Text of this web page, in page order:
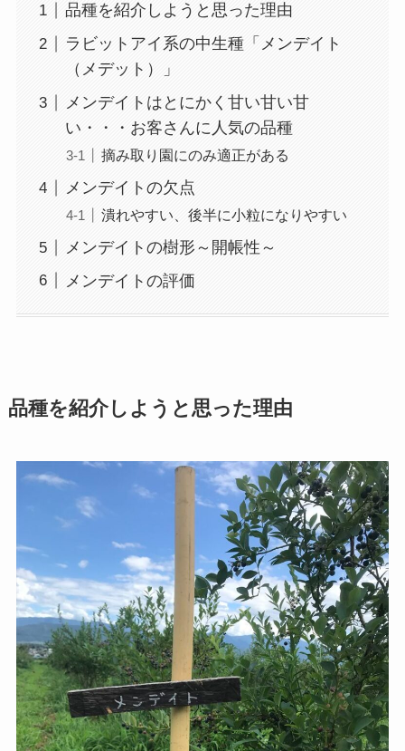
品種を紹介しようと思った理由
ラビットアイ系の中生種「メンデイト
（メデット）」
メンデイトはとにかく甘い甘い甘
い・・・お客さんに人気の品種
摘み取り園にのみ適正がある
メンデイトの欠点
潰れやすい、後半に小粒になりやすい
メンデイトの樹形～開帳性～
メンデイトの評価
品種を紹介しようと思った理由